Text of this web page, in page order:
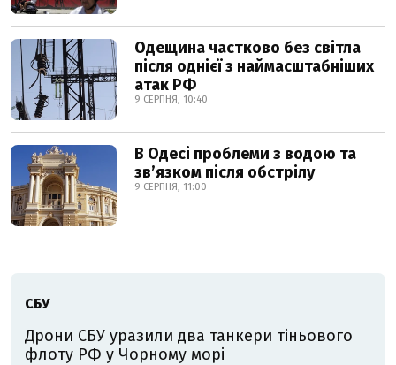
Одещина частково без світла
після однієї з наймасштабніших
атак РФ
9 СЕРПНЯ, 10:40
В Одесі проблеми з водою та
звʼязком після обстрілу
9 СЕРПНЯ, 11:00
СБУ
Дрони СБУ уразили два танкери тіньового
флоту РФ у Чорному морі